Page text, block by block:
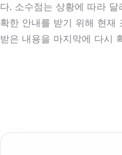
다. 소수점는 상황에 따라
확한 안내를 받기 위해 현재
받은 내용을 마지막에 다시